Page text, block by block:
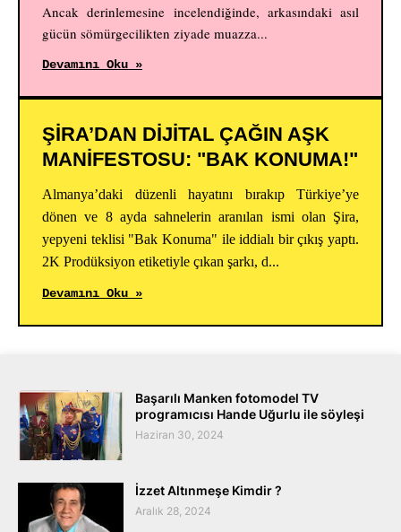
Ancak derinlemesine incelendiğinde, arkasındaki asıl
gücün sömürgecilikten ziyade muazza...
Devamını Oku »
ŞİRA’DAN DİJİTAL ÇAĞIN AŞK
MANİFESTOSU: "BAK KONUMA!"
Almanya’daki düzenli hayatını bırakıp Türkiye’ye
dönen ve 8 ayda sahnelerin aranılan ismi olan Şira,
yepyeni teklisi "Bak Konuma" ile iddialı bir çıkış yaptı.
2K Prodüksiyon etiketiyle çıkan şarkı, d...
Devamını Oku »
Başarılı Manken fotomodel TV
programıcısı Hande Uğurlu ile söyleşi
Haziran 30, 2024
İzzet Altınmeşe Kimdir ?
Aralık 28, 2024